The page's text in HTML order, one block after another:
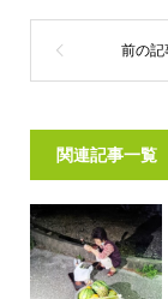
関連記事一覧